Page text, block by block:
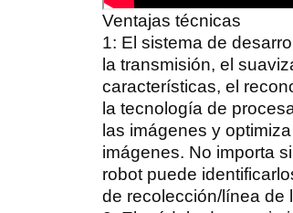
Ventajas técnicas
1: El sistema de
la transmisión, el
características, el
la tecnología de
las imágenes y
imágenes. No importa
robot puede
de recolección/línea de